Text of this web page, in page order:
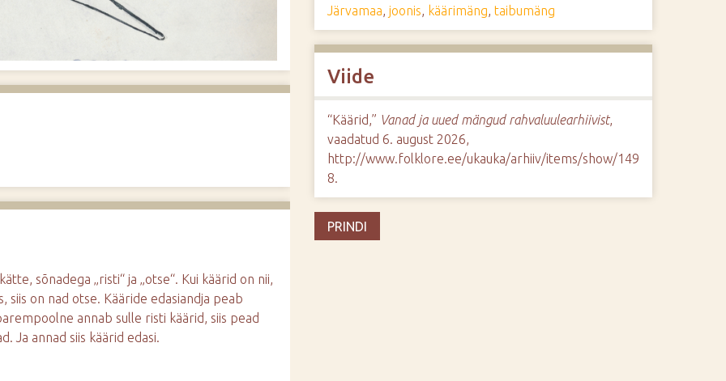
sõnadega „risti“ ja „otse“. Kui käärid on nii,
siis on nad otse. Kääride edasiandja peab
annab sulle risti käärid, siis pead
Ja annad siis käärid edasi.
Järvamaa, joonis, käärimäng, taibumäng
Viide
“Käärid,” Vanad ja uued mängud rahvaluulearhiivist,
vaadatud 6. august 2026,
http://www.folklore.ee/ukauka/arhiiv/items/show/149
8.
PRINDI